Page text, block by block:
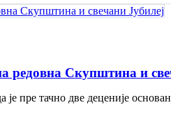
редовна Скупштина и
је пре тачно две деценије